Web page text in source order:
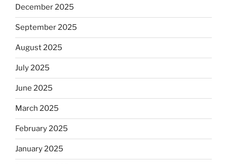
December 2025
September 2025
August 2025
July 2025
June 2025
March 2025
February 2025
January 2025